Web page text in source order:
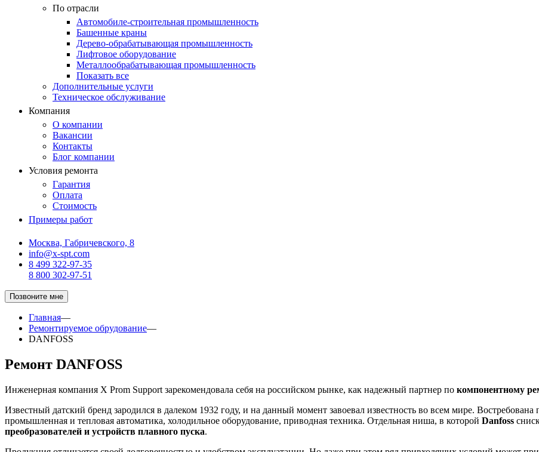
По отрасли
Автомобиле-строительная промышленность
Башенные краны
Дерево-обрабатывающая промышленность
Лифтовое оборудование
Металлообрабатывающая промышленность
Показать все
Дополнительные услуги
Техническое обслуживание
Компания
О компании
Вакансии
Контакты
Блог компании
Условия ремонта
Гарантия
Оплата
Стоимость
Примеры работ
Москва, Габричевского, 8
info@x-spt.com
8 499 322-97-35
8 800 302-97-51
Позвоните мне
Главная—
Ремонтируемое обрудование—
DANFOSS
Ремонт DANFOSS
Инженерная компания X Prom Support зарекомендовала себя на российском рынке, как надежный партнер по компонентному
Известный датский бренд зародился в далеком 1932 году, и на данный момент завоевал известность во всем мире.
промышленная и тепловая автоматика, холодильное оборудование, приводная техника. Отдельная ниша, в которой Danfoss
преобразователей и устройств плавного пуска.